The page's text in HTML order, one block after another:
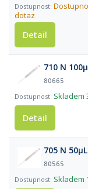
dotaz
Detail
710 N
80665
Skladem
Detail
705 N
80565
Skladem